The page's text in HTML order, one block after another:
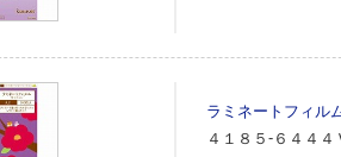
ラミネートフィ
４１８５‐６４４